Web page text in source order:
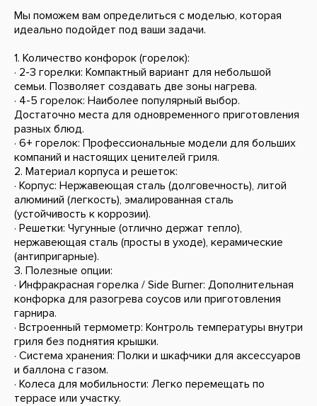
Мы поможем вам определиться с моделью, которая
идеально подойдет под ваши задачи.
1. Количество конфорок (горелок):
· 2-3 горелки: Компактный вариант для небольшой
семьи. Позволяет создавать две зоны нагрева.
· 4-5 горелок: Наиболее популярный выбор.
Достаточно места для одновременного приготовления
разных блюд.
· 6+ горелок: Профессиональные модели для больших
компаний и настоящих ценителей гриля.
2. Материал корпуса и решеток:
· Корпус: Нержавеющая сталь (долговечность), литой
алюминий (легкость), эмалированная сталь
(устойчивость к коррозии).
· Решетки: Чугунные (отлично держат тепло),
нержавеющая сталь (просты в уходе), керамические
(антипригарные).
3. Полезные опции:
· Инфракрасная горелка / Side Burner: Дополнительная
конфорка для разогрева соусов или приготовления
гарнира.
· Встроенный термометр: Контроль температуры внутри
гриля без поднятия крышки.
· Система хранения: Полки и шкафчики для аксессуаров
и баллона с газом.
· Колеса для мобильности: Легко перемещать по
террасе или участку.